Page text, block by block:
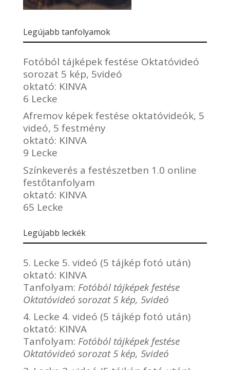
Legújabb tanfolyamok
Fotóból tájképek festése Oktatóvideó
sorozat 5 kép, 5videó
oktató: KINVA
6 Lecke
Afremov képek festése oktatóvideók, 5
videó, 5 festmény
oktató: KINVA
9 Lecke
Színkeverés a festészetben 1.0 online
festőtanfolyam
oktató: KINVA
65 Lecke
Legújabb leckék
5. Lecke 5. videó (5 tájkép fotó után)
oktató: KINVA
Tanfolyam: Fotóból tájképek festése
Oktatóvideó sorozat 5 kép, 5videó
4. Lecke 4. videó (5 tájkép fotó után)
oktató: KINVA
Tanfolyam: Fotóból tájképek festése
Oktatóvideó sorozat 5 kép, 5videó